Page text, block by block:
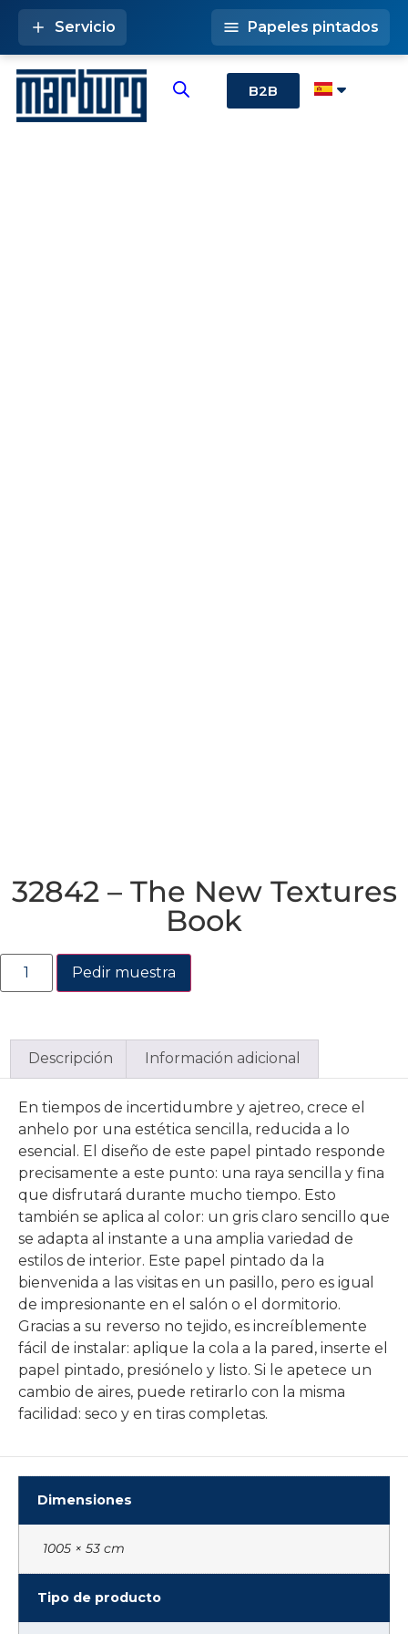
B2B
Servicio Papeles pintados
32842 – The New Textures
Book
Pedir muestra
Descripción Información adicional
En tiempos de incertidumbre y ajetreo, crece el
anhelo por una estética sencilla, reducida a lo
esencial. El diseño de este papel pintado responde
precisamente a este punto: una raya sencilla y fina
que disfrutará durante mucho tiempo. Esto
también se aplica al color: un gris claro sencillo que
se adapta al instante a una amplia variedad de
estilos de interior. Este papel pintado da la
bienvenida a las visitas en un pasillo, pero es igual
de impresionante en el salón o el dormitorio.
Gracias a su reverso no tejido, es increíblemente
fácil de instalar: aplique la cola a la pared, inserte el
papel pintado, presiónelo y listo. Si le apetece un
cambio de aires, puede retirarlo con la misma
facilidad: seco y en tiras completas.
Dimensiones
1005 × 53 cm
Tipo de producto